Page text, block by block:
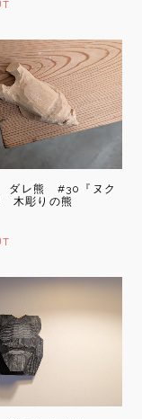
ダレ熊 #30『ヌク
木彫りの熊